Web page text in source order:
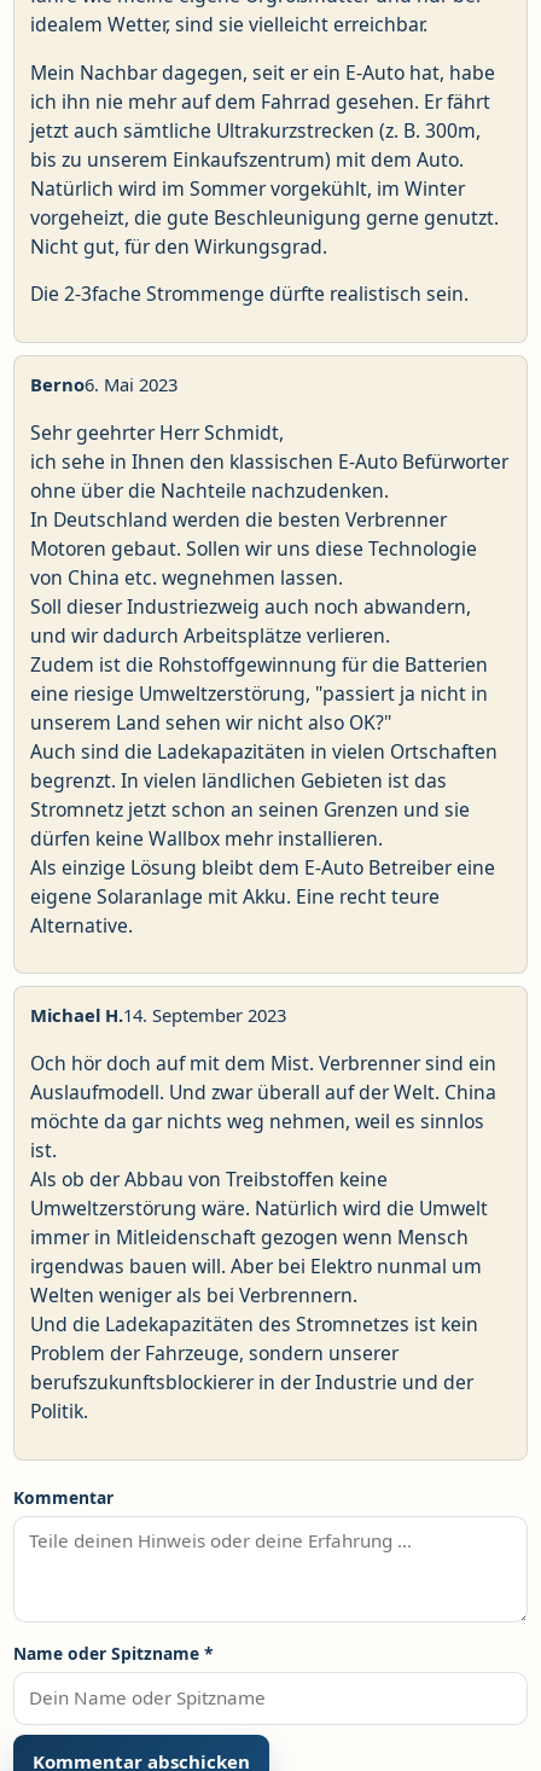
idealem Wetter, sind sie vielleicht erreichbar.
Mein Nachbar dagegen, seit er ein E-Auto hat, habe
ich ihn nie mehr auf dem Fahrrad gesehen. Er fährt
jetzt auch sämtliche Ultrakurzstrecken (z. B. 300m,
bis zu unserem Einkaufszentrum) mit dem Auto.
Natürlich wird im Sommer vorgekühlt, im Winter
vorgeheizt, die gute Beschleunigung gerne genutzt.
Nicht gut, für den Wirkungsgrad.
Die 2-3fache Strommenge dürfte realistisch sein.
Berno6. Mai 2023
Sehr geehrter Herr Schmidt,
ich sehe in Ihnen den klassischen E-Auto Befürworter
ohne über die Nachteile nachzudenken.
In Deutschland werden die besten Verbrenner
Motoren gebaut. Sollen wir uns diese Technologie
von China etc. wegnehmen lassen.
Soll dieser Industriezweig auch noch abwandern,
und wir dadurch Arbeitsplätze verlieren.
Zudem ist die Rohstoffgewinnung für die Batterien
eine riesige Umweltzerstörung, "passiert ja nicht in
unserem Land sehen wir nicht also OK?"
Auch sind die Ladekapazitäten in vielen Ortschaften
begrenzt. In vielen ländlichen Gebieten ist das
Stromnetz jetzt schon an seinen Grenzen und sie
dürfen keine Wallbox mehr installieren.
Als einzige Lösung bleibt dem E-Auto Betreiber eine
eigene Solaranlage mit Akku. Eine recht teure
Alternative.
Michael H.14. September 2023
Och hör doch auf mit dem Mist. Verbrenner sind ein
Auslaufmodell. Und zwar überall auf der Welt. China
möchte da gar nichts weg nehmen, weil es sinnlos
ist.
Als ob der Abbau von Treibstoffen keine
Umweltzerstörung wäre. Natürlich wird die Umwelt
immer in Mitleidenschaft gezogen wenn Mensch
irgendwas bauen will. Aber bei Elektro nunmal um
Welten weniger als bei Verbrennern.
Und die Ladekapazitäten des Stromnetzes ist kein
Problem der Fahrzeuge, sondern unserer
berufszukunftsblockierer in der Industrie und der
Politik.
Kommentar
Name oder Spitzname *